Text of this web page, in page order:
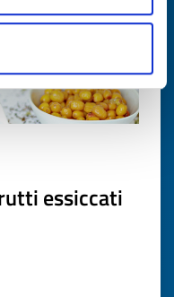
essiccati